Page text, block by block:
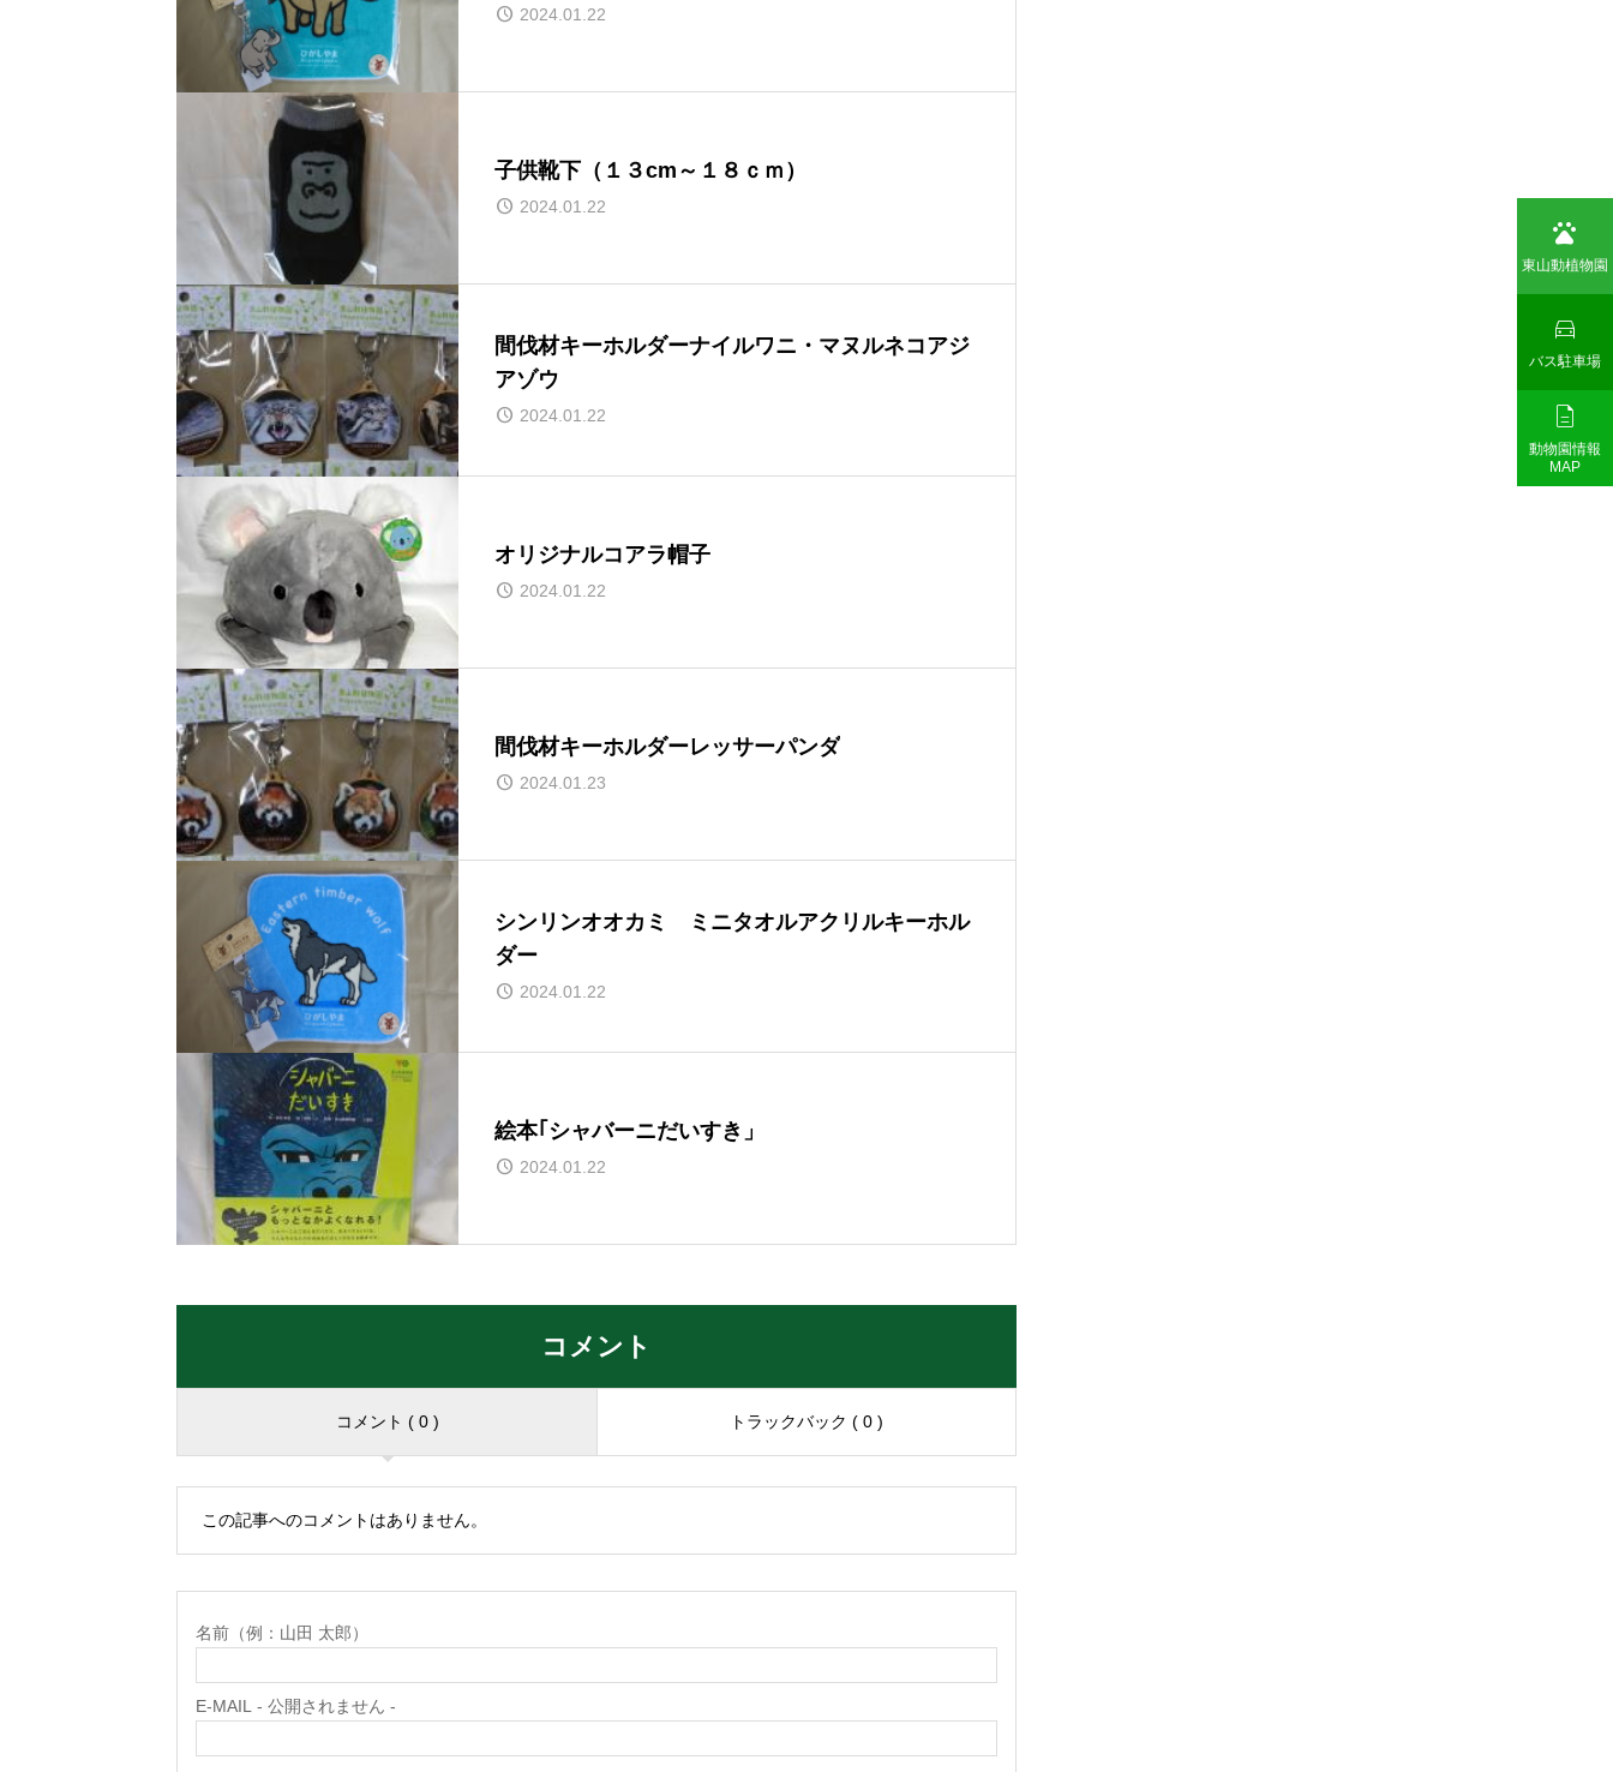
2024.01.22
子供靴下（１３cm～１８ｃｍ）
2024.01.22
間伐材キーホルダーナイルワニ・マヌルネコアジ
アゾウ
2024.01.22
オリジナルコアラ帽子
2024.01.22
間伐材キーホルダーレッサーパンダ
2024.01.23
シンリンオオカミ ミニタオルアクリルキーホル
ダー
2024.01.22
絵本｢シャバーニだいすき」
2024.01.22
コメント
コメント ( 0 ) トラックバック ( 0 )
この記事へのコメントはありません。
名前（例：山田 太郎）
E-MAIL - 公開されません -

東山動植物園

バス駐車場

動物園情報
MAP